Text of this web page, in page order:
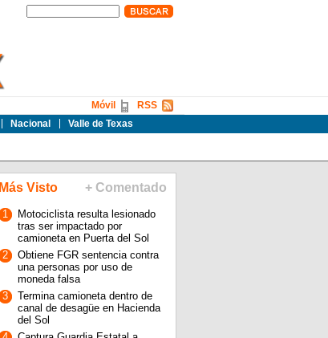
Nacional Valle de Texas
RSS
Móvil
Más Visto + Comentado
1
Motociclista resulta lesionado
tras ser impactado por
camioneta en Puerta del Sol
2
Obtiene FGR sentencia contra
una personas por uso de
moneda falsa
3
Termina camioneta dentro de
canal de desagüe en Hacienda
del Sol